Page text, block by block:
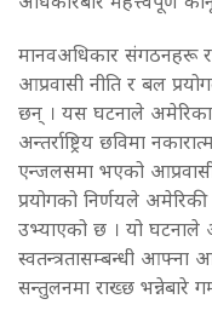
मानवअधिकार संगठनहरू र
आप्रवासी नीति र बल
छन् । यस घटनाले
अन्तर्राष्ट्रिय छविमा
एन्जलसमा भएको आप्रवासी
प्रयोगको निर्णयले
उभ्याएको छ । यो घटनाले
स्वतन्त्रतासम्बन्धी आफ्ना
सन्तुलनमा राख्छ भन्नेबारे